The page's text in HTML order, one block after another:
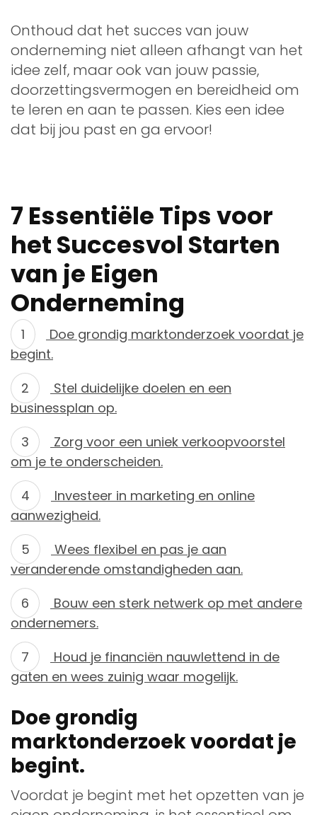
Onthoud dat het succes van jouw
onderneming niet alleen afhangt van het
idee zelf, maar ook van jouw passie,
doorzettingsvermogen en bereidheid om
te leren en aan te passen. Kies een idee
dat bij jou past en ga ervoor!
7 Essentiële Tips voor
het Succesvol Starten
van je Eigen
Onderneming
Doe grondig marktonderzoek voordat je
begint.
Stel duidelijke doelen en een
businessplan op.
Zorg voor een uniek verkoopvoorstel
om je te onderscheiden.
Investeer in marketing en online
aanwezigheid.
Wees flexibel en pas je aan
veranderende omstandigheden aan.
Bouw een sterk netwerk op met andere
ondernemers.
Houd je financiën nauwlettend in de
gaten en wees zuinig waar mogelijk.
Doe grondig
marktonderzoek voordat je
begint.
Voordat je begint met het opzetten van je